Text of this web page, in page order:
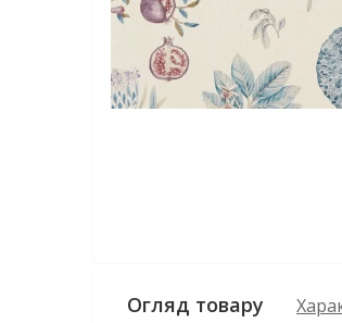
Огляд товару